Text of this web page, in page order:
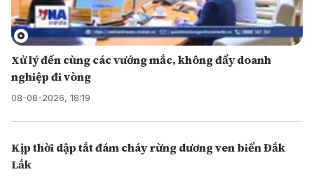
Xử lý đến cùng các vướng mắc, không đẩy doanh
nghiệp đi vòng
08-08-2026, 18:19
Kịp thời dập tắt đám cháy rừng dương ven biển Đắk
Lắk